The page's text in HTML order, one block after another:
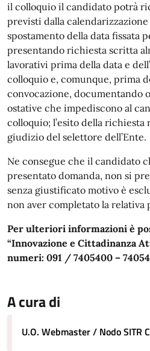
il colloquio il candidato potrà
previsti dalla
spostamento della data fissata
presentando richiesta scritta
lavorativi prima della data e
colloquio e, comunque, prima
convocazione, documentando
ostative che impediscono al
colloquio; l’esito della richiesta
giudizio del selettore dell’Ente.
Ne consegue che il candidato
presentato domanda, non si
senza giustificato motivo è
non aver completato la relativa
Per ulteriori informazioni è
“Innovazione e Cittadinanza
numeri: 091 / 7405400 –
A cura di
U.O. Webmaster / Nodo SITR